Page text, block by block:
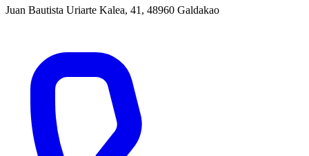
Juan Bautista Uriarte Kalea, 41, 48960 Galdakao